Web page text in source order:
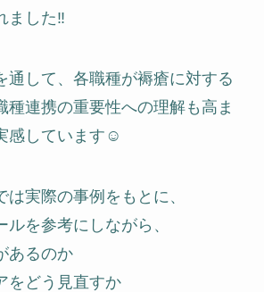
ました‼️
通して、各職種が褥瘡に対する
種連携の重要性への理解も高ま
感しています☺️
は実際の事例をもとに、
を参考にしながら、
あるのか
をどう見直すか